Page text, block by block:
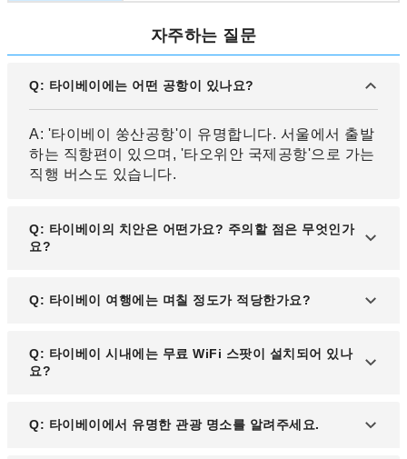
자주하는 질문
Q: 타이베이에는 어떤 공항이 있나요?
A: '타이베이 쑹산공항'이 유명합니다. 서울에서 출발
하는 직항편이 있으며, '타오위안 국제공항'으로 가는
직행 버스도 있습니다.
Q: 타이베이의 치안은 어떤가요? 주의할 점은 무엇인가
요?
A: 타이베이의 치안은 비교적 안정적이며, 안전하게
Q: 타이베이 여행에는 며칠 정도가 적당한가요?
A: 타이베이 관광은 2박 3일 일정이 추천됩니다. 여
유롭게 주요 명소를 둘러볼 수 있는 시간입니다.
Q: 타이베이 시내에는 무료 WiFi 스팟이 설치되어 있나
요?
A: 타이베이 시 정부에서 제공하는 무료 WiFi 서비스
Q: 타이베이에서 유명한 관광 명소를 알려주세요.